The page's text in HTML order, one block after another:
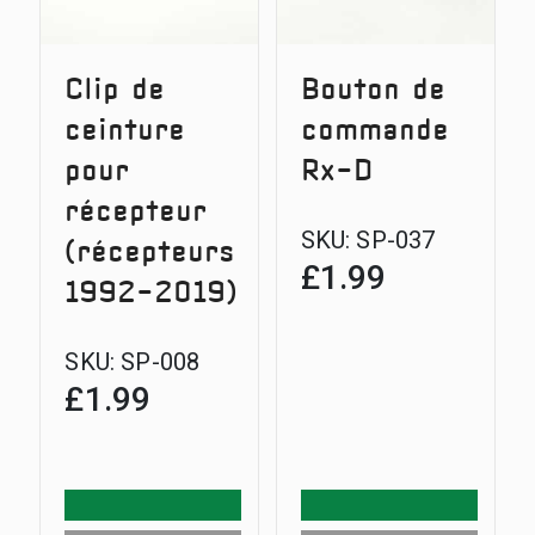
Clip de
ceinture
pour
récepteur
(récepteurs
1992-2019)
SKU: SP-008
£1.99
Bouton de
commande
Rx-D
SKU: SP-037
£1.99